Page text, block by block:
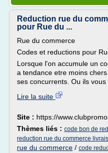
Reduction rue du
pour Rue du ...
Rue du commerce
Codes et reductions pour
Lorsque l'on accumule un
a tendance etre moins
ses concurrents. Ou ils vous
Lire la suite
Site : https://
Thèmes liés : code bon de
reduction rue du commerce
rue du commerce / code